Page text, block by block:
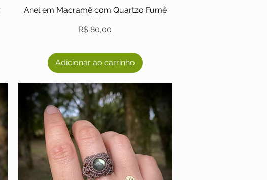
Anel em Macramê com Quartzo Fumê
Preço
R$ 80,00
Adicionar ao carrinho